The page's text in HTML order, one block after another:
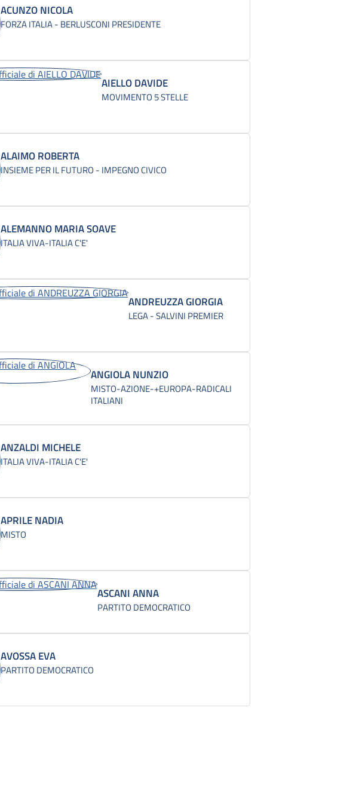
ACUNZO NICOLA
FORZA ITALIA - BERLUSCONI PRESIDENTE
AIELLO DAVIDE
MOVIMENTO 5 STELLE
ALAIMO ROBERTA
INSIEME PER IL FUTURO - IMPEGNO CIVICO
ALEMANNO MARIA SOAVE
ITALIA VIVA-ITALIA C'E'
ANDREUZZA GIORGIA
LEGA - SALVINI PREMIER
ANGIOLA NUNZIO
MISTO-AZIONE-+EUROPA-RADICALI
ITALIANI
ANZALDI MICHELE
ITALIA VIVA-ITALIA C'E'
APRILE NADIA
MISTO
ASCANI ANNA
PARTITO DEMOCRATICO
AVOSSA EVA
PARTITO DEMOCRATICO